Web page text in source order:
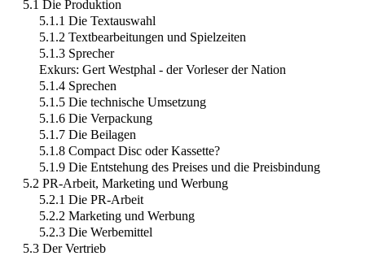
5.1 Die Produktion
5.1.1 Die Textauswahl
5.1.2 Textbearbeitungen und Spielzeiten
5.1.3 Sprecher
Exkurs: Gert Westphal - der Vorleser der Nation
5.1.4 Sprechen
5.1.5 Die technische Umsetzung
5.1.6 Die Verpackung
5.1.7 Die Beilagen
5.1.8 Compact Disc oder Kassette?
5.1.9 Die Entstehung des Preises und die Preisbindung
5.2 PR-Arbeit, Marketing und Werbung
5.2.1 Die PR-Arbeit
5.2.2 Marketing und Werbung
5.2.3 Die Werbemittel
5.3 Der Vertrieb